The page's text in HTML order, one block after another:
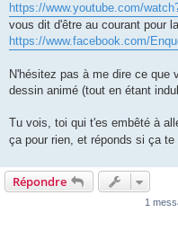
https://www.youtube.com/
vous dit d'être au courant pour
https://www.facebook.com/
N'hésitez pas à me dire ce que
dessin animé (tout en étant
Tu vois, toi qui t'es embêté à
ça pour rien, et réponds si ça te
Répondre
1